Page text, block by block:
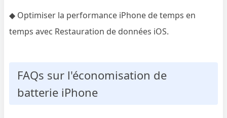
◆ Optimiser la performance iPhone de temps en
temps avec Restauration de données iOS.
FAQs sur l'économisation de
batterie iPhone